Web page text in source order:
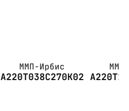
ММП-Ирбис
А220Т038С270К02